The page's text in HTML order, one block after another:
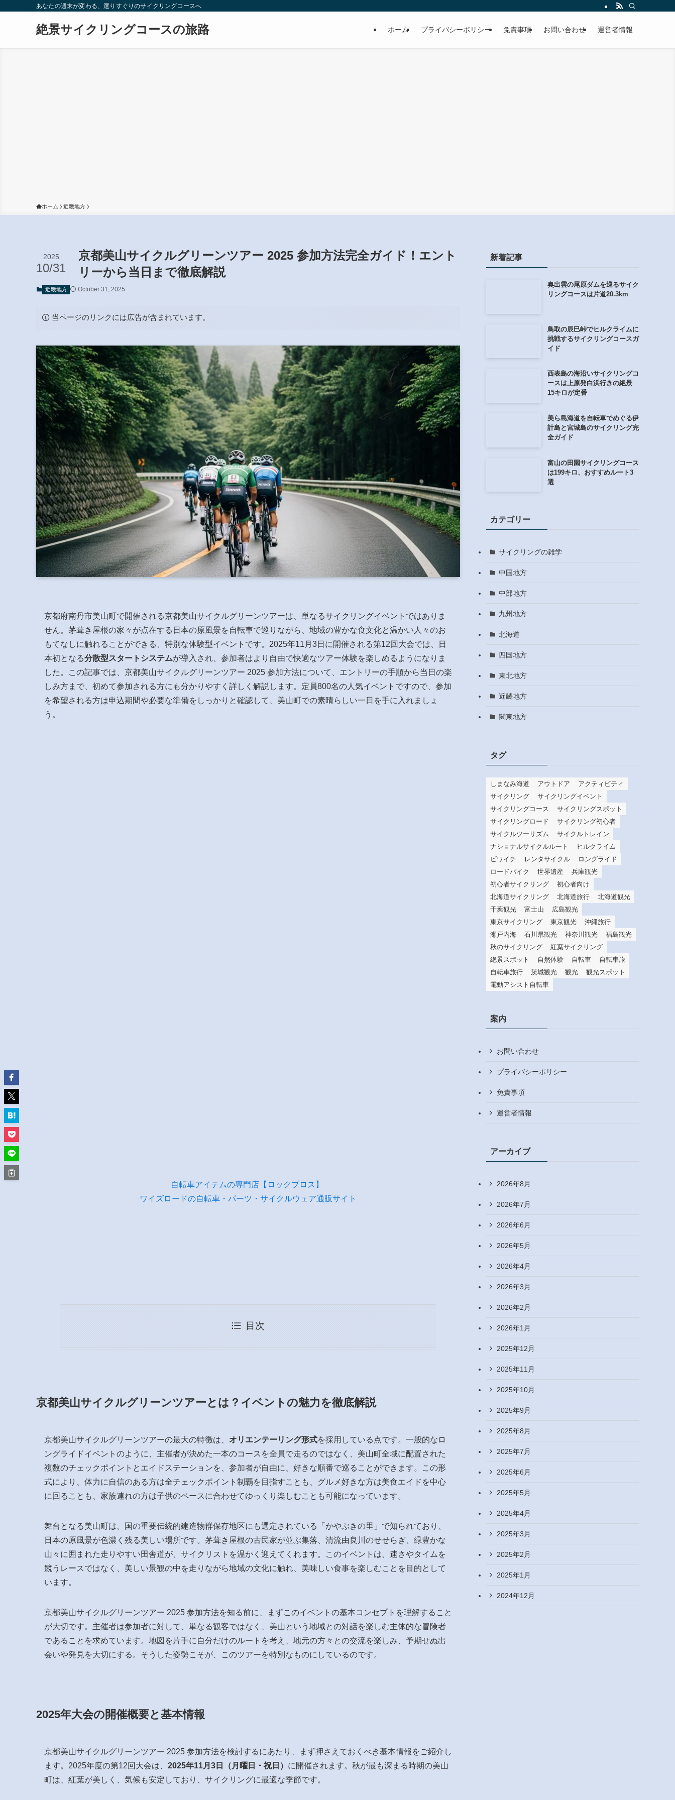
あなたの週末が変わる、選りすぐりのサイクリングコースへ
絶景サイクリングコースの旅路 ホーム プライバシーポリシー 免責事項 お問い合わせ 運営者情報
ホーム 近畿地方
京都美山サイクルグリーンツアー 2025 参加方法完全ガイド！エント
リーから当日まで徹底解説
2025
10/31
近畿地方 October 31, 2025
当ページのリンクには広告が含まれています。
京都府南丹市美山町で開催される京都美山サイクルグリーンツアーは、単なるサイクリングイベントではありま
せん。茅葺き屋根の家々が点在する日本の原風景を自転車で巡りながら、地域の豊かな食文化と温かい人々のお
もてなしに触れることができる、特別な体験型イベントです。2025年11月3日に開催される第12回大会では、日
本初となる分散型スタートシステムが導入され、参加者はより自由で快適なツアー体験を楽しめるようになりま
した。この記事では、京都美山サイクルグリーンツアー 2025 参加方法について、エントリーの手順から当日の楽
しみ方まで、初めて参加される方にも分かりやすく詳しく解説します。定員800名の人気イベントですので、参加
を希望される方は申込期間や必要な準備をしっかりと確認して、美山町での素晴らしい一日を手に入れましょ
う。
自転車アイテムの専門店【ロックブロス】
ワイズロードの自転車・パーツ・サイクルウェア通販サイト
目次
京都美山サイクルグリーンツアーとは？イベントの魅力を徹底解説
京都美山サイクルグリーンツアーの最大の特徴は、 オリエンテーリング形式を採用している点です。一般的なロ
ングライドイベントのように、主催者が決めた一本のコースを全員で走るのではなく、美山町全域に配置された
複数のチェックポイントとエイドステーションを、参加者が自由に、好きな順番で巡ることができます。この形
式により、体力に自信のある方は全チェックポイント制覇を目指すことも、グルメ好きな方は美食エイドを中心
に回ることも、家族連れの方は子供のペースに合わせてゆっくり楽しむことも可能になっています。
舞台となる美山町は、国の重要伝統的建造物群保存地区にも選定されている「かやぶきの里」で知られており、
日本の原風景が色濃く残る美しい場所です。茅葺き屋根の古民家が並ぶ集落、清流由良川のせせらぎ、緑豊かな
山々に囲まれた走りやすい田舎道が、サイクリストを温かく迎えてくれます。このイベントは、速さやタイムを
競うレースではなく、美しい景観の中を走りながら地域の文化に触れ、美味しい食事を楽しむことを目的として
います。
京都美山サイクルグリーンツアー 2025 参加方法を知る前に、まずこのイベントの基本コンセプトを理解すること
が大切です。主催者は参加者に対して、単なる観客ではなく、美山という地域との対話を楽しむ主体的な冒険者
であることを求めています。地図を片手に自分だけのルートを考え、地元の方々との交流を楽しみ、予期せぬ出
会いや発見を大切にする。そうした姿勢こそが、このツアーを特別なものにしているのです。
2025年大会の開催概要と基本情報
京都美山サイクルグリーンツアー 2025 参加方法を検討するにあたり、まず押さえておくべき基本情報をご紹介し
ます。2025年度の第12回大会は、 2025年11月3日（月曜日・祝日） に開催されます。秋が最も深まる時期の美山
町は、紅葉が美しく、気候も安定しており、サイクリングに最適な季節です。
新着記事
奥出雲の尾原ダムを巡るサイク
リングコースは片道20.3km
鳥取の辰巳峠でヒルクライムに
挑戦するサイクリングコースガ
イド
西表島の海沿いサイクリングコ
ースは上原発白浜行きの絶景
15キロが定番
美ら島海道を自転車でめぐる伊
計島と宮城島のサイクリング完
全ガイド
富山の田園サイクリングコース
は199キロ、おすすめルート3
選
カテゴリー
サイクリングの雑学
中国地方
中部地方
九州地方
北海道
四国地方
東北地方
近畿地方
関東地方
タグ
しまなみ海道 アウトドア
アクティビティ
サイクリング
サイクリングイベント
サイクリングコース
サイクリングスポット
サイクリングロード
サイクリング初心者
サイクルツーリズム
サイクルトレイン
ナショナルサイクルルート
ヒルクライム
ビワイチ
レンタサイクル
ロングライド
ロードバイク
世界遺産
兵庫観光
初心者サイクリング
初心者向け
北海道サイクリング
北海道旅行
北海道観光
千葉観光
富士山
広島観光
東京サイクリング
東京観光
沖縄旅行
瀬戸内海
石川県観光 神奈川観光
福島観光
秋のサイクリング
紅葉サイクリング
絶景スポット
自然体験 自転車
自転車旅
自転車旅行
茨城観光 観光
観光スポット
電動アシスト自転車
案内
お問い合わせ
プライバシーポリシー
免責事項
運営者情報
アーカイブ
2026年8月
2026年7月
2026年6月
2026年5月
2026年4月
2026年3月
2026年2月
2026年1月
2025年12月
2025年11月
2025年10月
2025年9月
2025年8月
2025年7月
2025年6月
2025年5月
2025年4月
2025年3月
2025年2月
2025年1月
2024年12月